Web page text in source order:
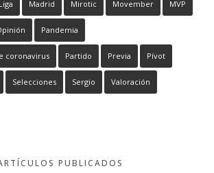
Liga Madrid Mirotic Movember MVP
Pandemia
coronavirus Partido Previa Pívot
Selecciones Sergio Valoración
PUBLICADOS